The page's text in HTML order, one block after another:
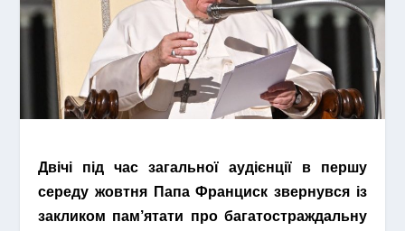
Двічі під час загальної аудієнції в першу
середу жовтня Папа Франциск звернувся із
закликом пам’ятати про багатостраждальну